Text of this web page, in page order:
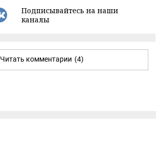
Подписывайтесь на наши
каналы
Читать комментарии (4)